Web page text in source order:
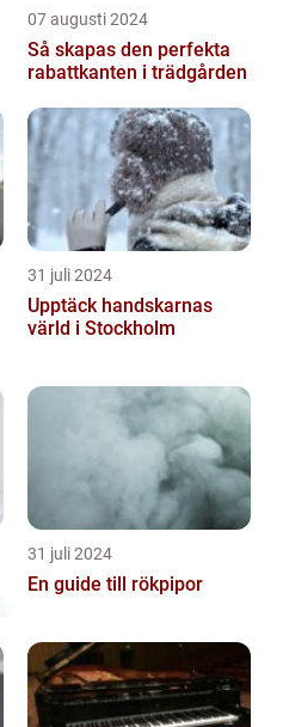
07 augusti 2024
Så skapas den perfekta
rabattkanten i trädgården
31 juli 2024
Upptäck handskarnas
värld i Stockholm
31 juli 2024
En guide till rökpipor